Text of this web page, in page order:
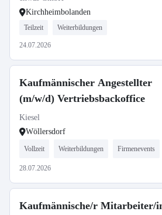
Kirchheimbolanden
Teilzeit Weiterbildungen
24.07.2026
Kaufmännischer Angestellter
(m/w/d) Vertriebsbackoffice
Kiesel
Wöllersdorf
Vollzeit Weiterbildungen Firmenevents
28.07.2026
Kaufmännische/r Mitarbeiter/